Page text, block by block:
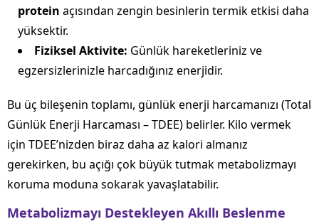
protein açısından zengin besinlerin termik etkisi daha
yüksektir.
Fiziksel Aktivite: Günlük hareketleriniz ve
egzersizlerinizle harcadığınız enerjidir.
Bu üç bileşenin toplamı, günlük enerji harcamanızı (Total
Günlük Enerji Harcaması – TDEE) belirler. Kilo vermek
için TDEE’nizden biraz daha az kalori almanız
gerekirken, bu açığı çok büyük tutmak metabolizmayı
koruma moduna sokarak yavaşlatabilir.
Metabolizmayı Destekleyen Akıllı Beslenme